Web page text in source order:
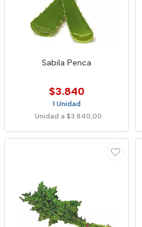
Sabila Penca
$3.840
1 Unidad
Unidad a $3.840,00